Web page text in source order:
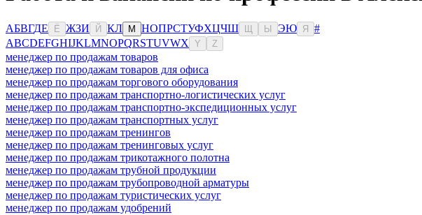
АБВГДЕ Ё ЖЗИ Й КЛ М НОПРСТУФХЦЧШ Ы ЭЮ Я
#
ABCDEFGHIJKLMNOPQRSTUVWX Y Z
менеджер по продажам товаров
менеджер по продажам товаров для офиса
менеджер по продажам торгового оборудования
менеджер по продажам транспортно-логистических услуг
менеджер по продажам транспортно-экспедиционных услуг
менеджер по продажам транспортных услуг
менеджер по продажам тренингов
менеджер по продажам тренинговых услуг
менеджер по продажам трикотажного полотна
менеджер по продажам трубной продукции
менеджер по продажам трубопроводной арматуры
менеджер по продажам туристических услуг
менеджер по продажам удобрений